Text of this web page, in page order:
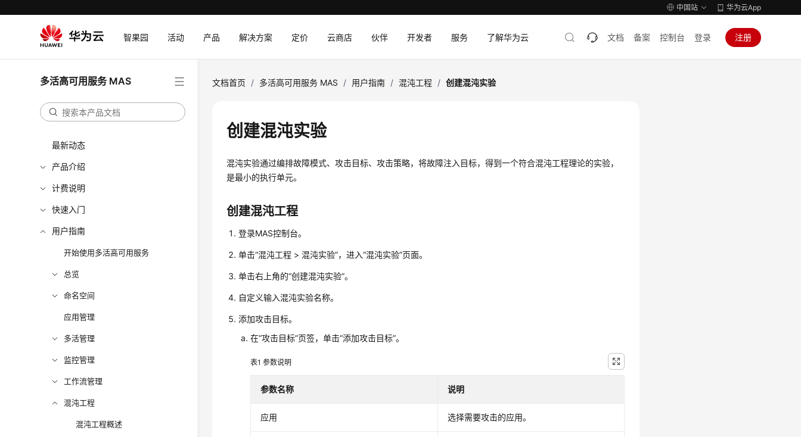
中国站 华为云App
智果园 活动 产品 解决方案 定价 云商店 伙伴 开发者 服务 了解华为云 文档 备案 控制台 登录 注册
多活高可用服务 MAS
最新动态
产品介绍
计费说明
快速入门
用户指南
开始使用多活高可用服务
总览
命名空间
应用管理
多活管理
监控管理
工作流管理
混沌工程
混沌工程概述
文档首页 / 多活高可用服务 MAS / 用户指南 / 混沌工程 / 创建混沌实验
创建混沌实验
混沌实验通过编排故障模式、攻击目标、攻击策略，将故障注入目标，得到一个符合混沌工程理论的实验，
是最小的执行单元。
创建混沌工程
登录MAS控制台。
单击“混沌工程 > 混沌实验”，进入“混沌实验”页面。
单击右上角的“创建混沌实验”。
自定义输入混沌实验名称。
添加攻击目标。
在“攻击目标”页签，单击“添加攻击目标”。
表1参数说明
参数名称 说明
应用 选择需要攻击的应用。